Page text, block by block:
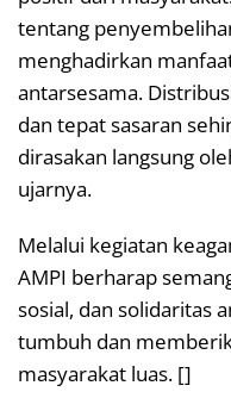
tentang
menghadirkan
antarsesama.
dan tepat sasaran
dirasakan langsung
ujarnya.
Melalui kegiatan
AMPI berharap
sosial, dan solidaritas
tumbuh dan
masyarakat luas. []